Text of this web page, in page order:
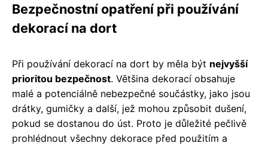
Bezpečnostní opatření při používání
dekorací na dort
Při používání dekorací na dort by měla být nejvyšší
prioritou bezpečnost. Většina dekorací obsahuje
malé a potenciálně nebezpečné součástky, jako jsou
drátky, gumičky a další, jež mohou způsobit dušení,
pokud se dostanou do úst. Proto je důležité pečlivě
prohlédnout všechny dekorace před použitím a